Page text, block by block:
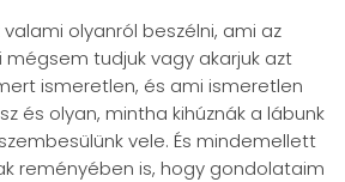
olyanról beszélni, ami az
mégsem tudjuk vagy akarjuk azt
ismeretlen, és ami ismeretlen
és olyan, mintha kihúznák a lábunk
vele. És mindemellett
reményében is, hogy gondolataim